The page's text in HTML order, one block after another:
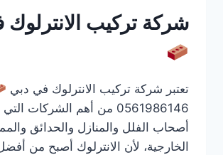
شركة تركيب
تعتبر شركة تركيب الانترلوك في دبي
0561986146 من أهم الشركات
أصحاب الفلل والمنازل والحدائق
الخارجية، لأن الانترلوك أصبح من